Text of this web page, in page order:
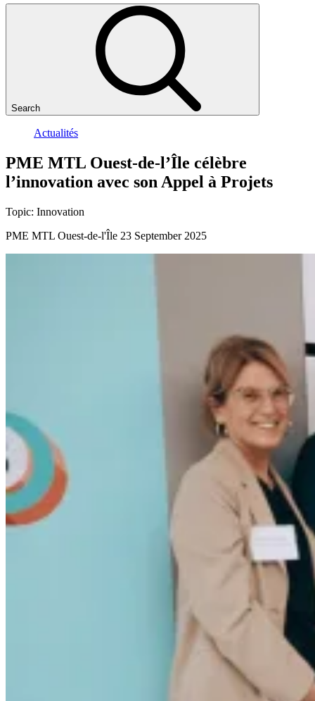
Search
Actualités
PME MTL Ouest-de-l’Île célèbre
l’innovation avec son Appel à Projets
Topic: Innovation
PME MTL Ouest-de-l'Île 23 September 2025